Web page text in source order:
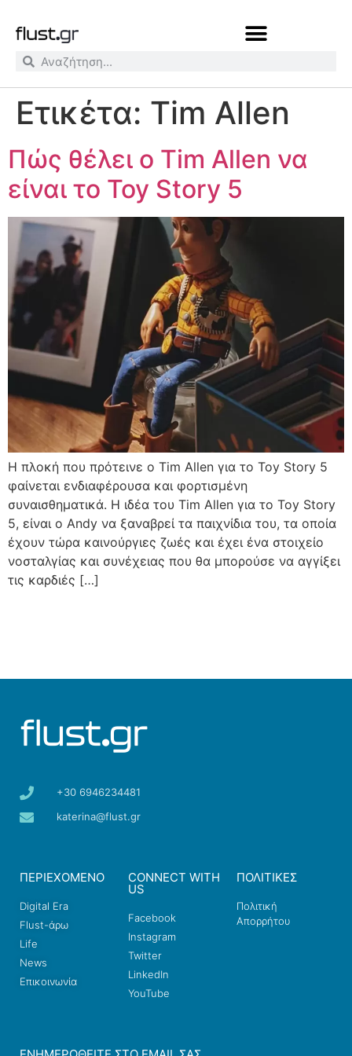
Ετικέτα: Tim Allen
Πώς θέλει ο Tim Allen να
είναι το Toy Story 5
Η πλοκή που πρότεινε ο Tim Allen για το Toy Story 5
φαίνεται ενδιαφέρουσα και φορτισμένη
συναισθηματικά. Η ιδέα του Tim Allen για το Toy Story
5, είναι ο Andy να ξαναβρεί τα παιχνίδια του, τα οποία
έχουν τώρα καινούργιες ζωές και έχει ένα στοιχείο
νοσταλγίας και συνέχειας που θα μπορούσε να αγγίξει
τις καρδιές […]
+30 6946234481
katerina@flust.gr
ΠΕΡΙΕΧΟΜΕΝΟ
Digital Era
Flust-άρω
Life
News
Επικοινωνία
CONNECT WITH
US
Facebook
Instagram
Twitter
LinkedIn
YouTube
ΠΟΛΙΤΙΚΕΣ
Πολιτική
Απορρήτου